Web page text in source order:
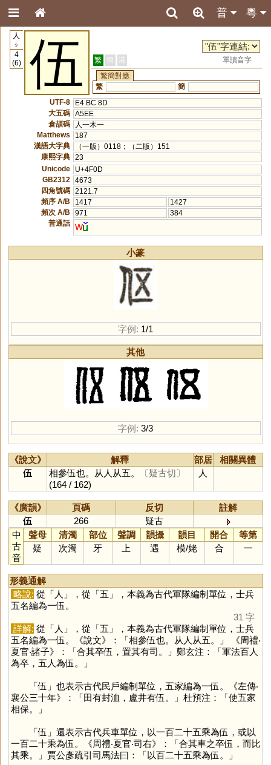
粵
普
人
9
4
(6)
伍 繁 簡 港
單讀音字
繁簡對應
繁
簡
UTF-8
E4 BC 8D
大五碼 A5EE
倉頡碼
人一木一
Matthews
187
漢語大字典
（一版）0118；（二版）151
康熙字典 23
Unicode
U+4F0D
GB2312
4673
四角號碼 2121.7
頻序 A/B
1417
1427
頻次 A/B
971
384
普通話 w
小篆
字例: 1/1
其他
字例: 3/3
《說文》 解釋 部居
相關異體
伍
相參伍也。从人从五。
〔疑古切〕
(164 / 162)
人
《廣韻》 頁碼 反切
註解
伍
266
疑古
中
古
音
聲母 清濁 部位 聲調 韻攝 韻目 開合
等第
疑
次濁 牙 上 遇 模/姥 合 一
形義通解
略說: 從「人 」，從「五 」，本義為古代軍隊編制單位，士兵
五名編為一伍。
31 字
詳解: 從「人 」，從「五 」，本義為古代軍隊編制單位，士兵
五名編為一伍。《說文》：「相參伍也。从人从五。」 《周禮‧
夏官‧諸子》：「合其卒伍，置其有司。」鄭玄注：「軍法百人
為卒，五人為伍。」
「伍 」也表示古代民戶編制單位，五家編為一伍。《左傳‧
襄公三十年》：「田有封洫，盧井有伍。」杜預注：「使五家
相保。」
「伍 」還表示古代兵車單位，以一百二十五乘為伍，或以
一百二十乘為伍。《周禮‧夏官‧司右》：「合其車之卒伍，而比
其乘。」賈公彥疏引司馬法曰：「以百二十五乘為伍。」